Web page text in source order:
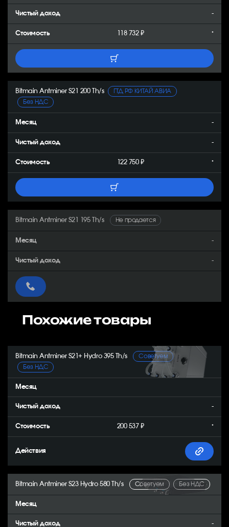
-
118 732 ₽ *
Bitmain Antminer S21 200 Th/s
ГТД РФ КИТАЙ АВИА
Без НДС
-
-
122 750 ₽ *
Bitmain Antminer S21 195 Th/s Не продается
-
-
Похожие товары
Bitmain Antminer S21+ Hydro 395 Th/s
Советуем
Без НДС
-
200 537 ₽ *
Bitmain Antminer S23 Hydro 580 Th/s Советуем Без НДС
-